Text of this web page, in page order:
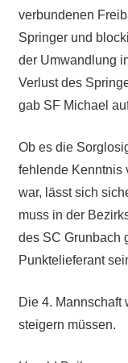
verbundenen
Springer und
der Umwandlung
Verlust des
gab SF Michael
Ob es die
fehlende Kenntnis
war, lässt sich
muss in der
des SC Grunbach
Punktelieferant
Die 4. Mannschaft
steigern müssen.